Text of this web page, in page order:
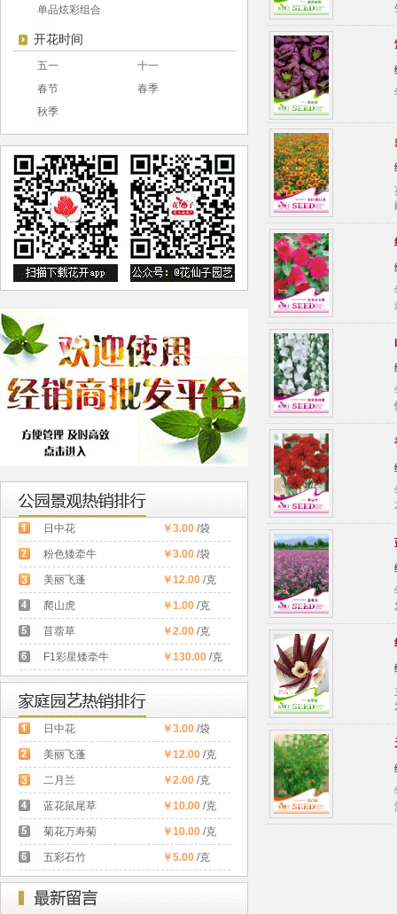
单品炫彩组合
开花时间
五一
十一
春节
春季
秋季
日中花 ￥3.00/袋
粉色矮牵牛 ￥3.00/袋
美丽飞蓬 ￥12.00/克
爬山虎 ￥1.00/克
苜蓿草 ￥2.00/克
F1彩星矮牵牛 ￥130.00/克
日中花 ￥3.00/袋
美丽飞蓬 ￥12.00/克
二月兰 ￥2.00/克
蓝花鼠尾草 ￥10.00/克
菊花万寿菊 ￥10.00/克
五彩石竹 ￥5.00/克